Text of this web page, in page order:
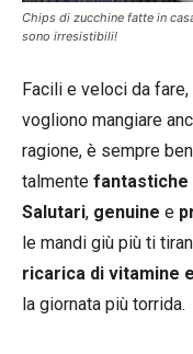
Chips di zucchine fatte in
sono irresistibili!
Facili e veloci da
vogliono mangiare
ragione, è sempre
talmente fantastiche
Salutari, genuine e
le mandi giù più ti
ricarica di vitamine
la giornata più torrida.